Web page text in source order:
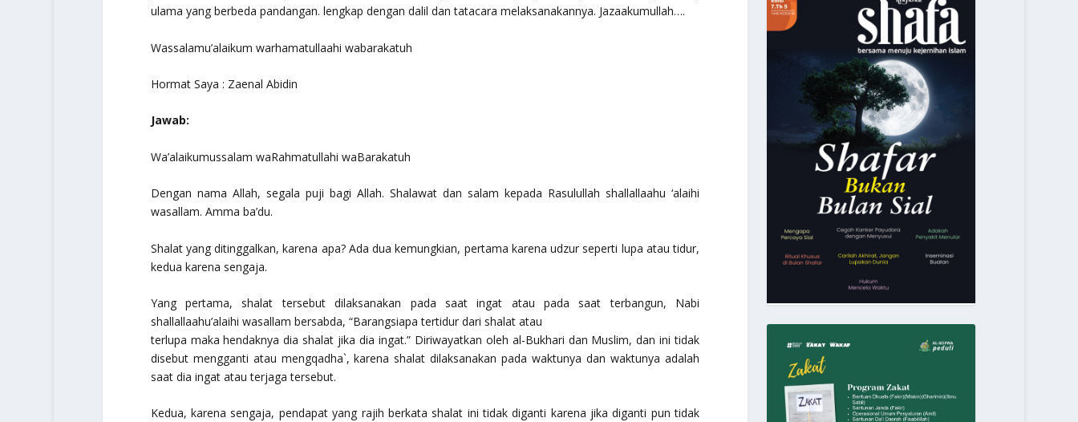
ulama yang berbeda pandangan. lengkap dengan dalil dan tatacara melaksanakannya. Jazaakumullah….
Wassalamu’alaikum warhamatullaahi wabarakatuh
Hormat Saya : Zaenal Abidin
Jawab:
Wa’alaikumussalam waRahmatullahi waBarakatuh
Dengan nama Allah, segala puji bagi Allah. Shalawat dan salam kepada Rasulullah shallallaahu ‘alaihi
wasallam. Amma ba’du.
Shalat yang ditinggalkan, karena apa? Ada dua kemungkian, pertama karena udzur seperti lupa atau tidur,
kedua karena sengaja.
Yang pertama, shalat tersebut dilaksanakan pada saat ingat atau pada saat terbangun, Nabi
shallallaahu’alaihi wasallam bersabda, “Barangsiapa tertidur dari shalat atau
terlupa maka hendaknya dia shalat jika dia ingat.”Diriwayatkan oleh al-Bukhari dan Muslim, dan ini tidak
disebut mengganti atau mengqadha`, karena shalat dilaksanakan pada waktunya dan waktunya adalah
saat dia ingat atau terjaga tersebut.
Kedua, karena sengaja, pendapat yang rajih berkata shalat ini tidak diganti karena jika diganti pun tidak